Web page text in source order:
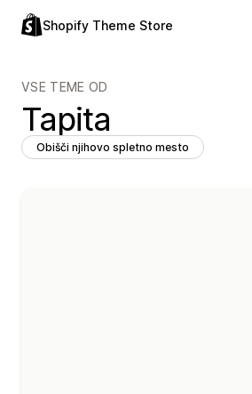
Shopify Theme Store
VSE TEME OD
Tapita
Obišči njihovo spletno mesto